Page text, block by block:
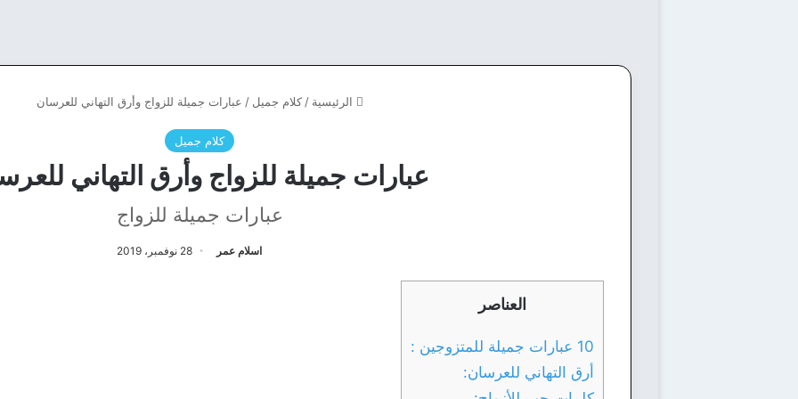
الرئيسية / كلام جميل / عبارات جميلة للزواج وأرق التهاني للعرسان
كلام جميل
عبارات جميلة للزواج وأرق التهاني
عبارات جميلة للزواج
اسلام عمر 28 نوفمبر، 2019
العناصر
10 عبارات جميلة للمتزوجين :
أرق التهاني للعرسان: